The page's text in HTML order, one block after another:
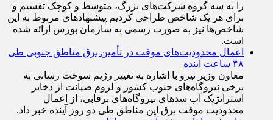
را به سه گروه شرکت‌های بزرگ، متوسط و کوچک تقسیم و
برای هر یک شاخص طراحی کردیم پیشنهاد‌های مربوط به این
شاخص‌ها نیز به صورت رسمی به سازمان بورس ارائه شده
است.
اعمال محدودیت‌های موقت در تأمین برق مناطق جنوبی طی
۴۸ ساعت آینده
معاون وزیر نیرو با اشاره به تغییر رژیم سوخت رسانی به
برخی نیروگاه‌های جنوب کشور و لزوم صیانت از ذخایر
استراتژیک آب سد‌های نیروگاه‌های برقابی، از اعمال
محدودیت‌ موقت برق این مناطق طی دو روز آینده خبر داد.